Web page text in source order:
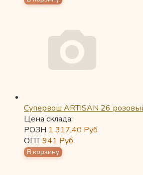
Супервош ARTISAN 26
Цена склада:
РОЗН 1 317,40 Руб
ОПТ941 Руб